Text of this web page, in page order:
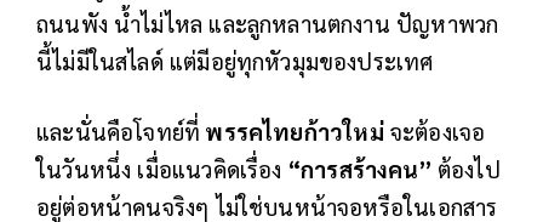
ถนนพัง น้ำไม่ไหล และลูกหลานตกงาน ปัญหาพวก
นี้ไม่มีในสไลด์ แต่มีอยู่ทุกหัวมุมของประเทศ
และนั่นคือโจทย์ที่ พรรคไทยก้าวใหม่จะต้องเจอ
ในวันหนึ่ง เมื่อแนวคิดเรื่อง “การสร้างคน” ต้องไป
อยู่ต่อหน้าคนจริงๆ ไม่ใช่บนหน้าจอหรือในเอกสาร